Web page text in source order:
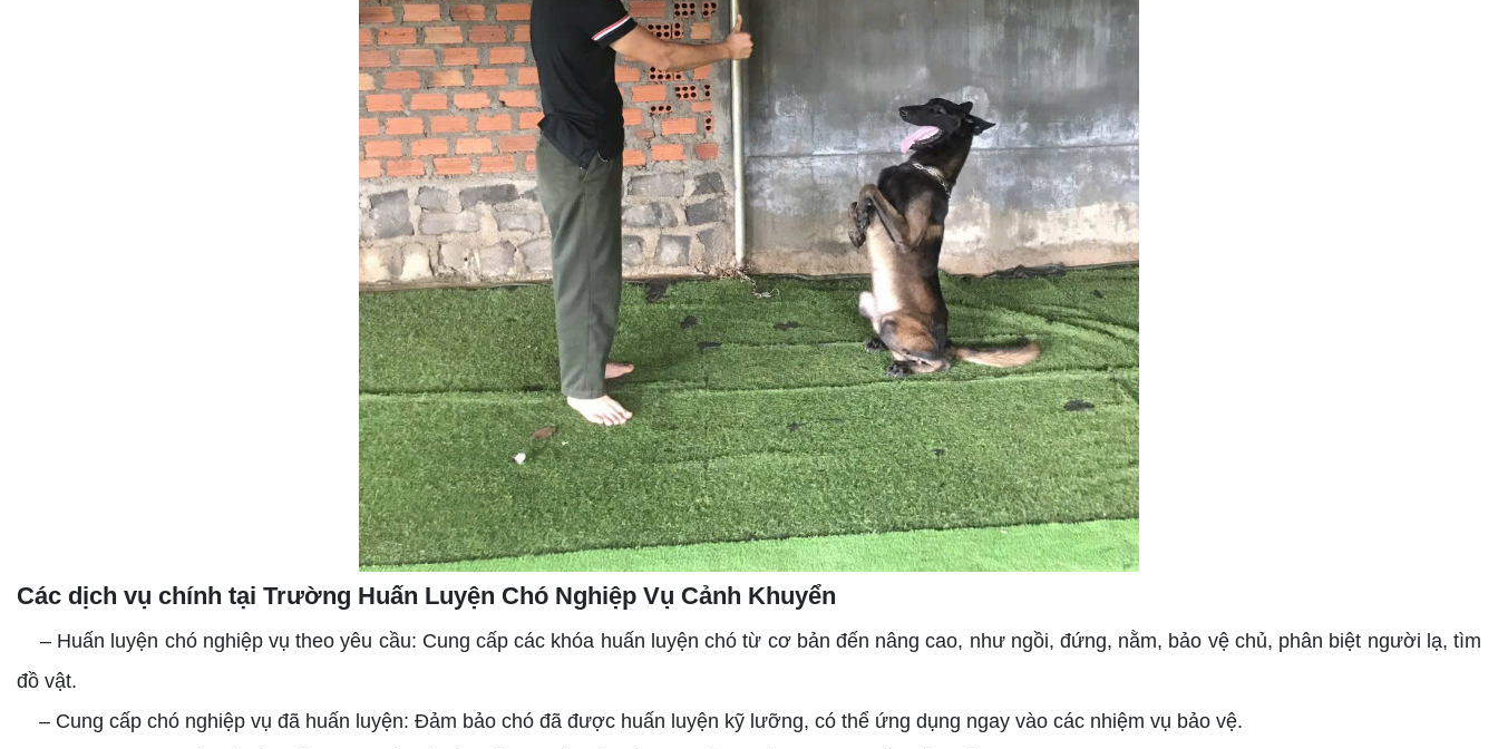
Các dịch vụ chính tại Trường Huấn Luyện Chó Nghiệp Vụ Cảnh Khuyển
– Huấn luyện chó nghiệp vụ theo yêu cầu: Cung cấp các khóa huấn luyện chó từ cơ bản đến nâng cao, như ngồi, đứng, nằm, bảo vệ chủ, phân biệt người lạ, tìm
đồ vật.
– Cung cấp chó nghiệp vụ đã huấn luyện: Đảm bảo chó đã được huấn luyện kỹ lưỡng, có thể ứng dụng ngay vào các nhiệm vụ bảo vệ.